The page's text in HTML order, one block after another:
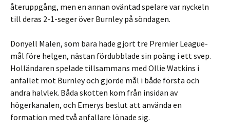
återuppgång, men en annan oväntad spelare var nyckeln
till deras 2-1-seger över Burnley på söndagen.
Donyell Malen, som bara hade gjort tre Premier League-
mål före helgen, nästan fördubblade sin poäng i ett svep.
Holländaren spelade tillsammans med Ollie Watkins i
anfallet mot Burnley och gjorde mål i både första och
andra halvlek. Båda skotten kom från insidan av
högerkanalen, och Emerys beslut att använda en
formation med två anfallare lönade sig.